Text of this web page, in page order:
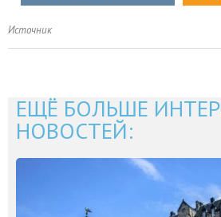
Источник
ЕЩЁ БОЛЬШЕ
НОВОСТЕЙ: